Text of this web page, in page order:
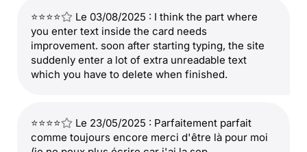
⭐⭐⭐⭐
Le 03/08/2025 : I think the part where
you enter text inside the card needs
improvement. soon after starting typing, the site
suddenly enter a lot of extra unreadable text
which you have to delete when finished.
⭐⭐⭐⭐
Le 23/05/2025 : Parfaitement parfait
comme toujours encore merci d'être là pour moi